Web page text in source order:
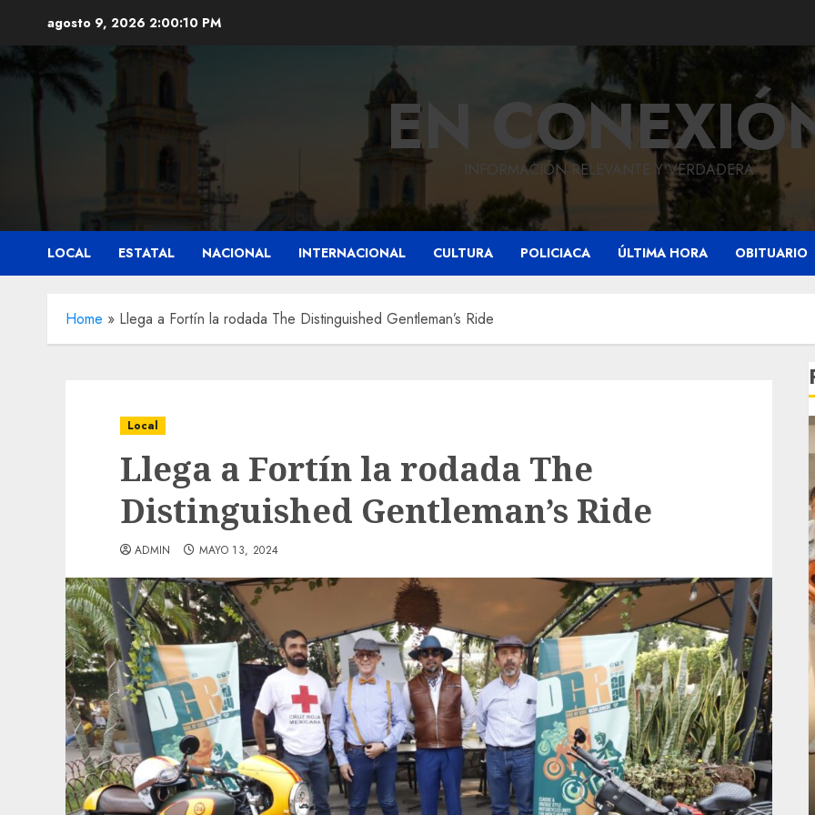
contenido
agosto 9, 2026 2:00:12 PM
ENINFORMACIÓN RELEVANTE Y VERDADERA.
LOCAL ESTATAL NACIONAL INTERNACIONAL CULTURA POLICIACA ÚLTIMA HORA OBITUARIO
Home » Llega a Fortín la rodada The Distinguished Gentleman’s Ride
Local
Llega a Fortín la rodada The
Distinguished Gentleman’s Ride
ADMIN MAYO 13, 2024
Local
Obra de pavimentación de San Marcial será
mejorada. Interviene CASF
ADMIN JULIO 27, 2026 0
Local
Reviven la historia de Fortín, con exposición
de la cronista Minerva Salas.
ADMIN JULIO 31, 2026 0